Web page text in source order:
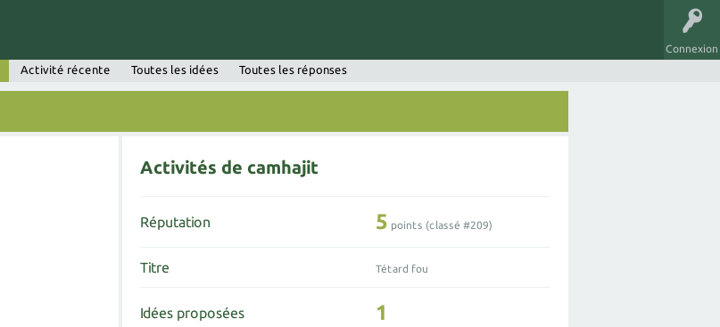
Connexion
Activité récente Toutes les idées Toutes les réponses
Activités de camhajit
Réputation 5 points (classé #209)
Titre Tétard fou
Idées proposées 1